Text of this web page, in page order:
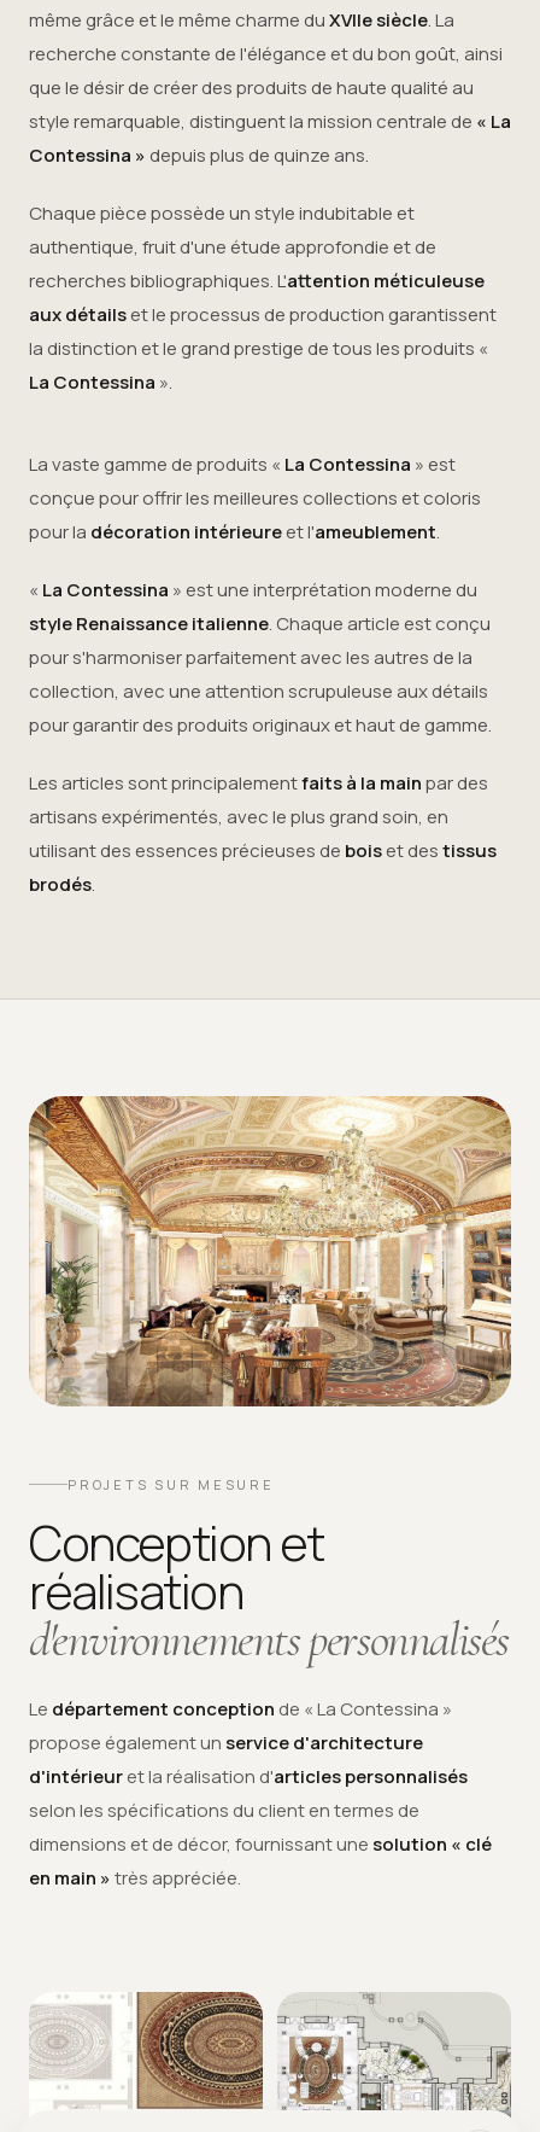
même grâce et le même charme duXVIIe siècle. La
recherche constante de l'élégance et du bon goût, ainsi
que le désir de créer des produits de haute qualité au
style remarquable, distinguent la mission centrale de « La
Contessina » depuis plus de quinze ans.
Chaque pièce possède un style indubitable et
authentique, fruit d'une étude approfondie et de
recherches bibliographiques. L'attention méticuleuse
aux détailset le processus de production garantissent
la distinction et le grand prestige de tous les produits «
La Contessina ».
La vaste gamme de produits « La Contessina » est
conçue pour offrir les meilleures collections et coloris
pour la décoration intérieureet l'ameublement.
« La Contessina » est une interprétation moderne du
style Renaissance italienne. Chaque article est conçu
pour s'harmoniser parfaitement avec les autres de la
collection, avec une attention scrupuleuse aux détails
pour garantir des produits originaux et haut de gamme.
Les articles sont principalementfaits à la mainpar des
artisans expérimentés, avec le plus grand soin, en
utilisant des essences précieuses de boiset destissus
brodés.
PROJETS SUR MESURE
Conception et
réalisation
d'environnements personnalisés
Le département conception de « La Contessina »
propose également un service d'architecture
d'intérieuret la réalisation d'articles personnalisés
selon les spécifications du client en termes de
dimensions et de décor, fournissant une solution « clé
en main » très appréciée.